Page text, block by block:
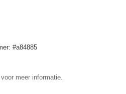
#a84885
meer informatie.